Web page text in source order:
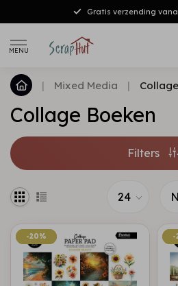
Gratis verzending
MENU
| Mixed Media |
Collage Boeken
Filters
-20%
-20% --